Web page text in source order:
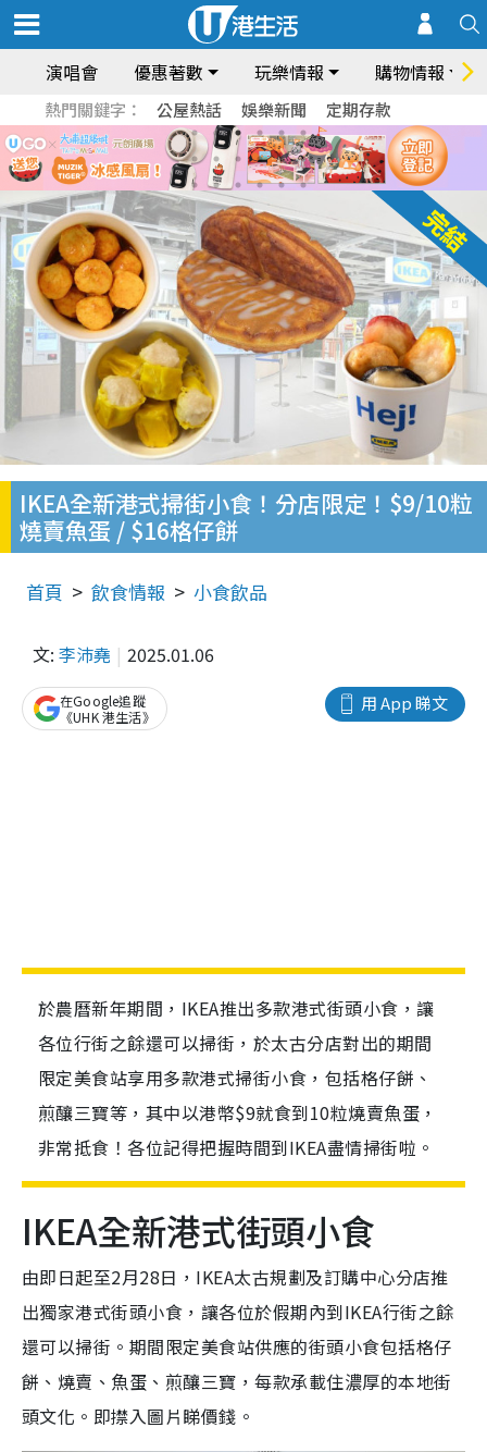
演唱會 優惠著數 玩樂情報 購物情報
熱門關鍵字： 公屋熱話 娛樂新聞 定期存款
IKEA全新港式掃街小食！分店限定！$9/10粒
燒賣魚蛋 / $16格仔餅
首頁 飲食情報 小食飲品
文: 李沛堯 2025.01.06
用 App 睇文
在Google追蹤
《UHK 港生活》
於農曆新年期間，IKEA推出多款港式街頭小食，讓
各位行街之餘還可以掃街，於太古分店對出的期間
限定美食站享用多款港式掃街小食，包括格仔餅、
煎釀三寶等，其中以港幣$9就食到10粒燒賣魚蛋，
非常抵食！各位記得把握時間到IKEA盡情掃街啦。
IKEA全新港式街頭小食
由即日起至2月28日，IKEA太古規劃及訂購中心分店推
出獨家港式街頭小食，讓各位於假期內到IKEA行街之餘
還可以掃街。期間限定美食站供應的街頭小食包括格仔
餅、燒賣、魚蛋、煎釀三寶，每款承載住濃厚的本地街
頭文化。即㩒入圖片睇價錢。